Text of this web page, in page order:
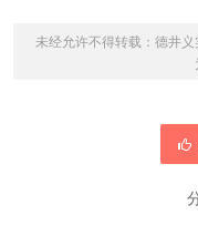
未经允许不得转载： 德井义